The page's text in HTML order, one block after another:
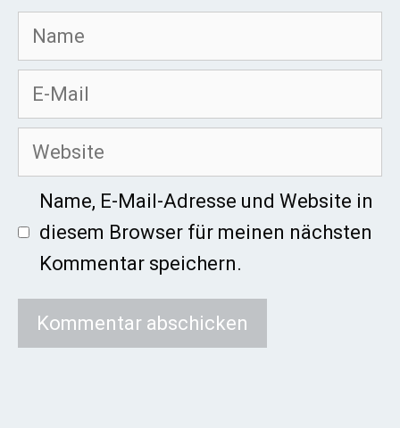
Name
E-
Mail
Website
Name, E-Mail-Adresse und Website in
diesem Browser für meinen nächsten
Kommentar speichern.